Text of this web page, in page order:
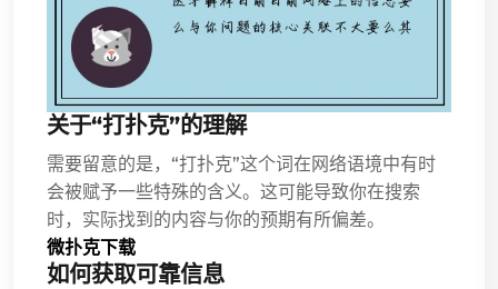
关于“打扑克”的理解
需要留意的是，“打扑克”这个词在网络语境中有时
会被赋予一些特殊的含义。这可能导致你在搜索
时，实际找到的内容与你的预期有所偏差。
微扑克下载
如何获取可靠信息